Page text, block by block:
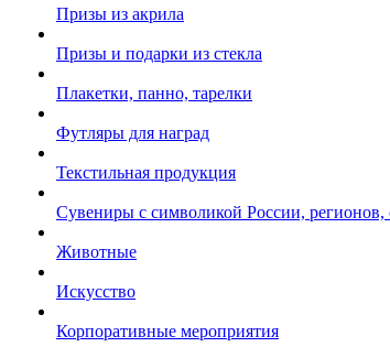
Призы из акрила
Призы и подарки из стекла
Плакетки, панно, тарелки
Футляры для наград
Текстильная продукция
Сувениры с символикой России, регионов,
Животные
Искусство
Корпоративные мероприятия